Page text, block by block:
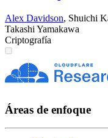
Alex Davidson, Shuichi
Takashi Yamakawa
Criptografía
Áreas de enfoque